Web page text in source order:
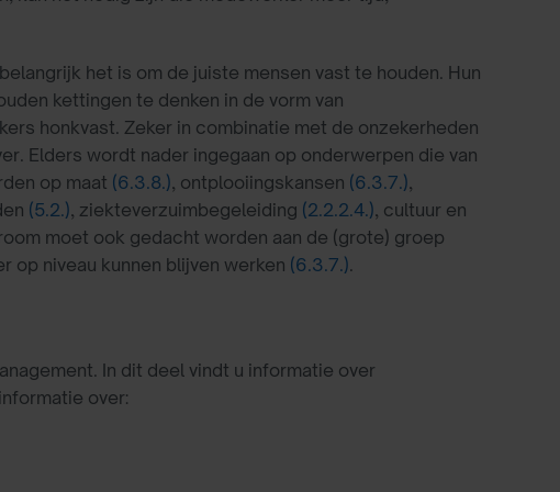
het is om de juiste mensen vast te houden. Hun
kettingen te denken in de vorm van
honkvast. Zeker in combinatie met de onzekerheden
Elders wordt nader ingegaan op onderwerpen die van
op maat (6.3.8.), ontplooiingskansen (6.3.7.),
(5.2.), ziekteverzuimbegeleiding (2.2.2.4.), cultuur en
moet ook gedacht worden aan de (grote) groep
niveau kunnen blijven werken (6.3.7.).
In dit deel vindt u informatie over
over: